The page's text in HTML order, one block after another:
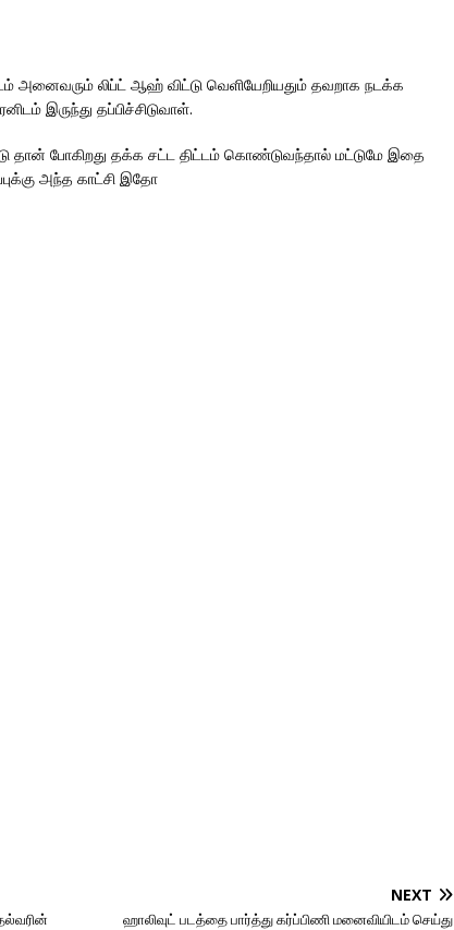
அனைவரும் லிப்ட் ஆஹ் விட்டு வெளியேறியதும் தவறாக நடக்க
இருந்து தப்பிச்சிடுவாள்.
தான் போகிறது தக்க சட்ட திட்டம் கொண்டுவந்தால் மட்டுமே இதை
அந்த காட்சி இதோ
NEXT
ஹாலிவுட் படத்தை பார்த்து கர்ப்பிணி மனைவியிடம் செய்து